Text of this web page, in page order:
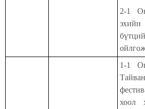
2-1
эхийн
1-1
хоол